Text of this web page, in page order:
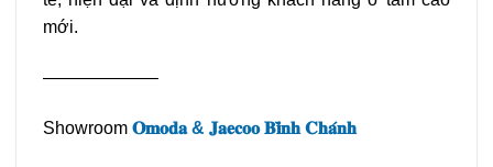
mới.
——————–
Showroom 𝐎𝐦𝐨𝐝𝐚& 𝐉𝐚𝐞𝐜𝐨𝐨 𝐁𝐢̀𝐧𝐡 𝐂𝐡𝐚́𝐧𝐡